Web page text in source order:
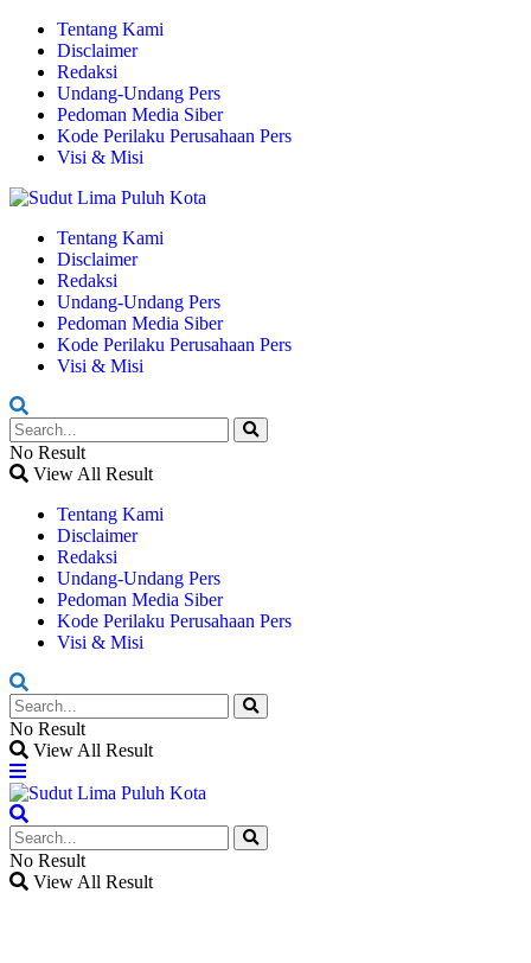
Tentang Kami
Disclaimer
Redaksi
Undang-Undang Pers
Pedoman Media Siber
Kode Perilaku Perusahaan Pers
Visi & Misi
Tentang Kami
Disclaimer
Redaksi
Undang-Undang Pers
Pedoman Media Siber
Kode Perilaku Perusahaan Pers
Visi & Misi
No Result
View All Result
Tentang Kami
Disclaimer
Redaksi
Undang-Undang Pers
Pedoman Media Siber
Kode Perilaku Perusahaan Pers
Visi & Misi
No Result
View All Result
No Result
View All Result